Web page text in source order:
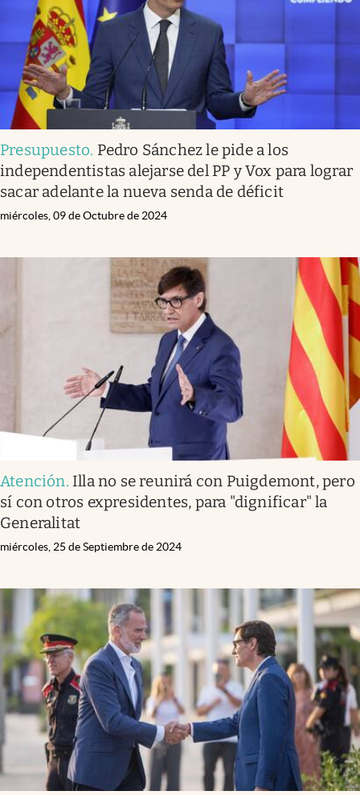
Presupuesto. Pedro Sánchez le pide a los
independentistas alejarse del PP y Vox para lograr
sacar adelante la nueva senda de déficit
miércoles, 09 de Octubre de 2024
Atención. Illa no se reunirá con Puigdemont, pero
sí con otros expresidentes, para "dignificar" la
Generalitat
miércoles, 25 de Septiembre de 2024